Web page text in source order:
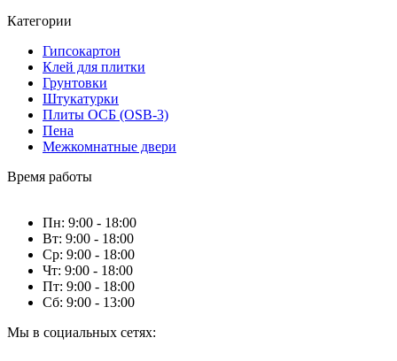
Категории
Гипсокартон
Клей для плитки
Грунтовки
Штукатурки
Плиты ОСБ (OSB-3)
Пена
Межкомнатные двери
Время работы
Пн: 9:00 - 18:00
Вт: 9:00 - 18:00
Ср: 9:00 - 18:00
Чт: 9:00 - 18:00
Пт: 9:00 - 18:00
Сб: 9:00 - 13:00
Мы в социальных сетях: